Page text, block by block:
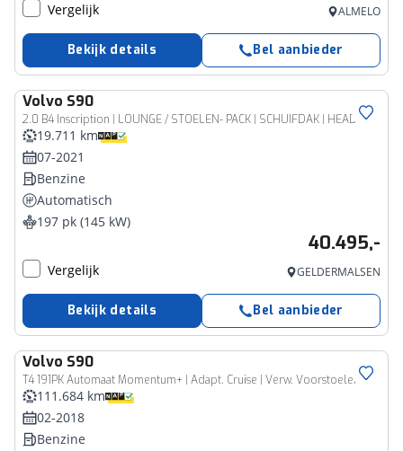
Vergelijk ALMELO
Bekijk details Bel aanbieder
Volvo S90
2.0 B4 Inscription | LOUNGE / STOELEN- PACK | SCHUIFDAK | HEAD UP | 360 CAMERA
19.711 km
07-2021
Benzine
Automatisch
197 pk (145 kW)
40.495,-
Vergelijk GELDERMALSEN
Bekijk details Bel aanbieder
Volvo S90
T4 191PK Automaat Momentum+ | Adapt. Cruise | Verw. Voorstoelen | PDC V+A | Navigatie | AppleCarplay/Android Auto |
111.684 km
02-2018
Benzine